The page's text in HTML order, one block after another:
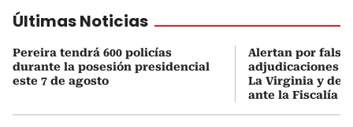
Últimas Noticias
Pereira tendrá 600 policías
durante la posesión presidencial
este 7 de agosto
Alertan por
adjudicaciones
La Virginia y
ante la Fiscalía